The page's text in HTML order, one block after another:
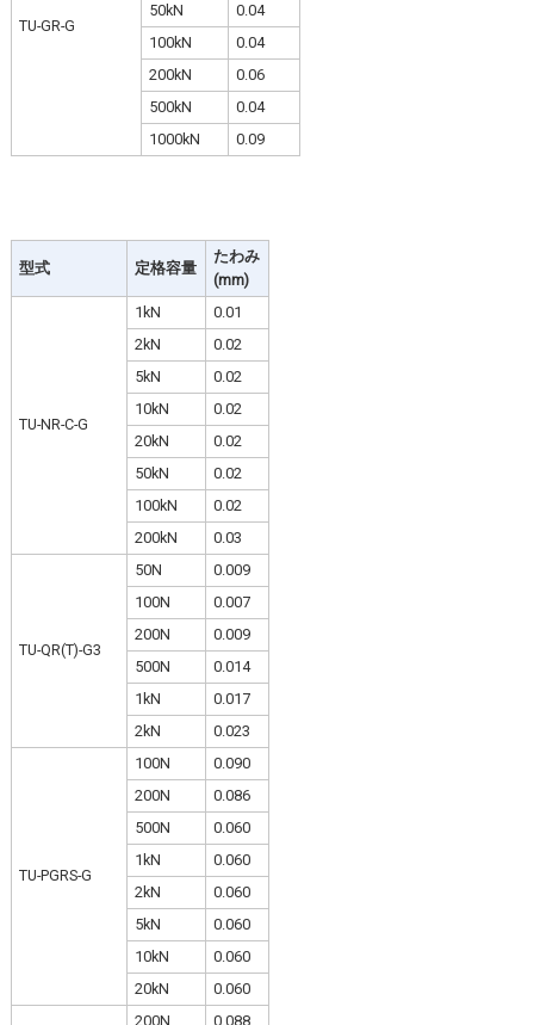
TU-GR-G
50kN
0.04
100kN
0.04
200kN
0.06
500kN
0.04
1000kN
0.09
型式 定格容量
たわみ
(mm)
TU-NR-C-G
1kN
0.01
2kN
0.02
5kN
0.02
10kN
0.02
20kN
0.02
50kN
0.02
100kN
0.02
200kN
0.03
TU-QR(T)-G3
50N
0.009
100N
0.007
200N
0.009
500N
0.014
1kN
0.017
2kN
0.023
TU-PGRS-G
100N
0.090
200N
0.086
500N
0.060
1kN
0.060
2kN
0.060
5kN
0.060
10kN
0.060
20kN
0.060
200N
0.088